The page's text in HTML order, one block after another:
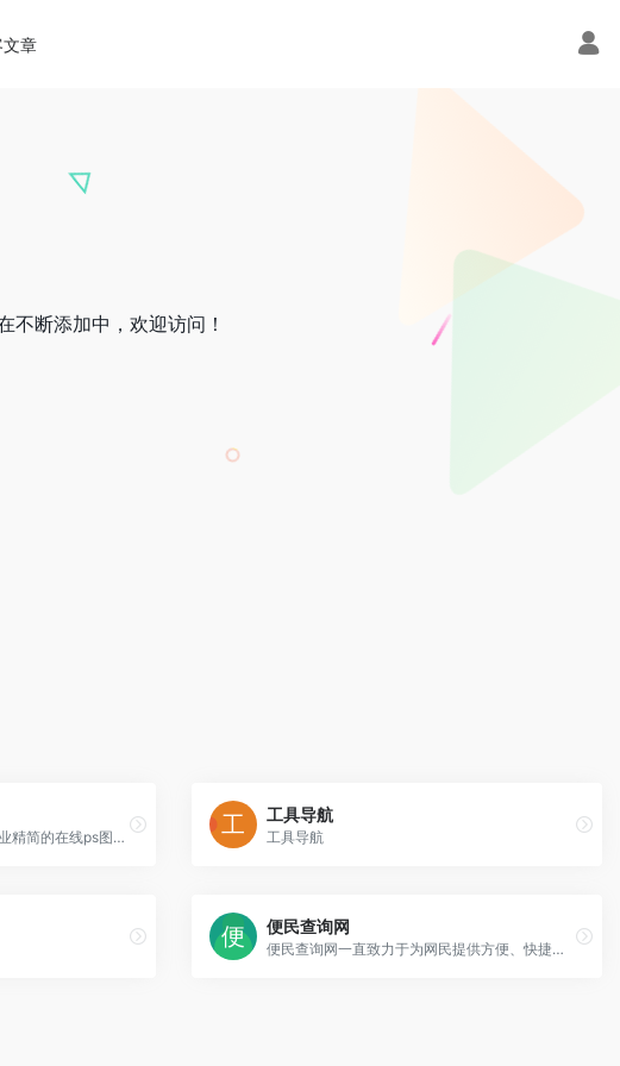
文章
不断添加中，欢迎访问！
PS在线图片编辑器是一个专业精简的在线ps图片照片制作处理软件工具，绿色免安装，免下载，直接在浏览器打开就可用它修正，调整和美化图像。
工具导航
工具导航
便民查询网
便民查询网一直致力于为网民提供方便、快捷的在线查询服务。